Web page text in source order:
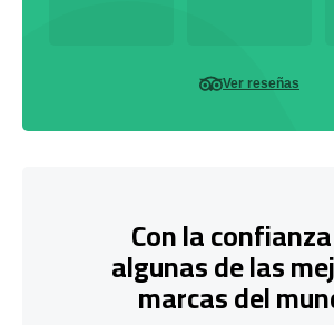
Ver reseñas
Con la
algunas de las
marcas del